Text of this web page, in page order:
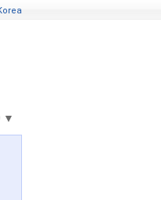
▼